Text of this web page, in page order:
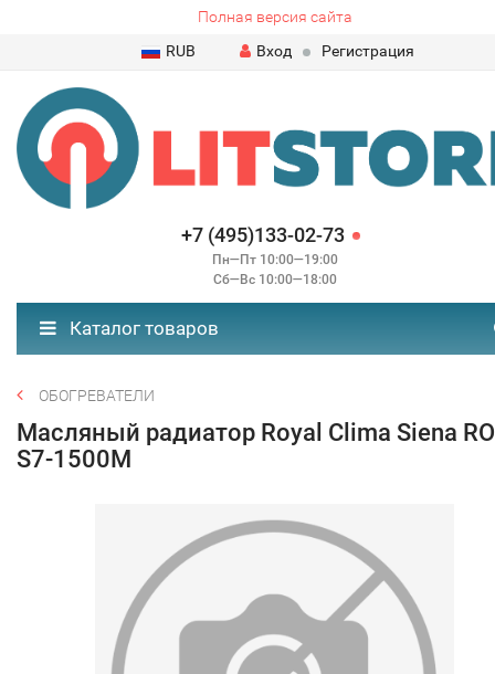
Полная версия сайта
RUB
Вход Регистрация
+7 (495)133-02-73
Пн—Пт 10:00—19:00
Сб—Вс 10:00—18:00
Каталог товаров
ОБОГРЕВАТЕЛИ
Масляный радиатор Royal Clima Siena
S7-1500M